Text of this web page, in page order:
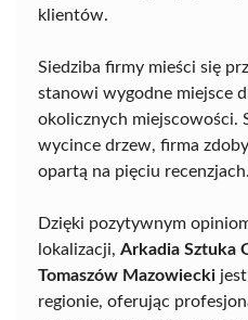
klientów.
Siedziba firmy mieści się
stanowi wygodne miejsce
okolicznych miejscowości.
wycince drzew, firma
opartą na pięciu recenzjach.
Dzięki pozytywnym
lokalizacji, Arkadia Sztuka
Tomaszów Mazowiecki
regionie, oferując